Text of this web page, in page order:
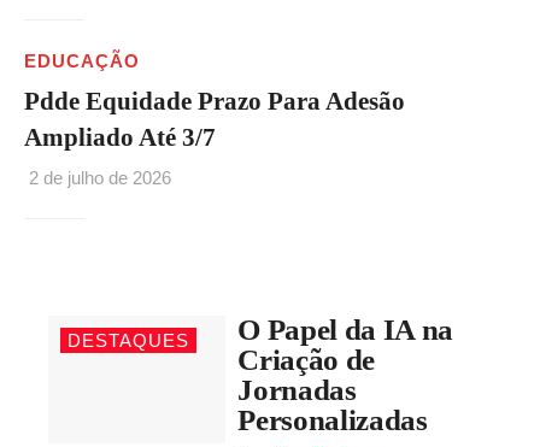
EDUCAÇÃO
Pdde Equidade Prazo Para Adesão
Ampliado Até 3/7
2 de julho de 2026
DESTAQUES
O Papel da IA na
Criação de
Jornadas
Personalizadas